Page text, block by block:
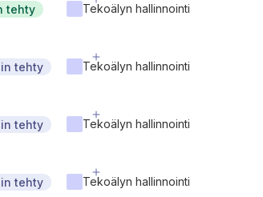
tehty Tekoälyn hallinnointi
tehty Tekoälyn hallinnointi
tehty Tekoälyn hallinnointi
tehty Tekoälyn hallinnointi